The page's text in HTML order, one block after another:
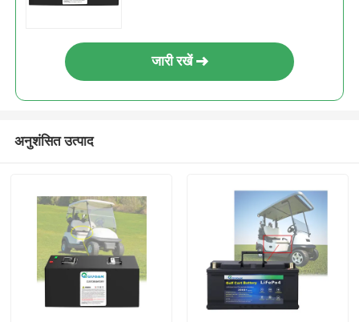
जारी रखें
अनुशंसित उत्पाद